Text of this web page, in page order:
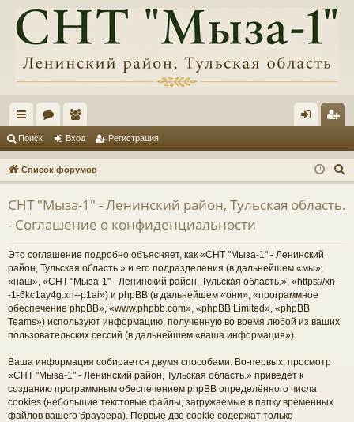
с
ы
лк
и
ум
ы
ол
ьз
ов
ат
ел
и
д ис
тр
ац
Поиск Вход Регистрация
Список форумов
о
СНТ "Мыза-1" - Ленинский район, Тульская область.
- Соглашение о конфиденциальности
Это соглашение подробно объясняет, как «СНТ "Мыза-1" - Ленинский
район, Тульская область.» и его подразделения (в дальнейшем «мы»,
«наш», «СНТ "Мыза-1" - Ленинский район, Тульская область.», «https://xn--
-1-6kc1ay4g.xn--p1ai») и phpBB (в дальнейшем «они», «программное
обеспечение phpBB», «www.phpbb.com», «phpBB Limited», «phpBB
Teams») используют информацию, полученную во время любой из ваших
пользовательских сессий (в дальнейшем «ваша информация»).
Ваша информация собирается двумя способами. Во-первых, просмотр
«СНТ "Мыза-1" - Ленинский район, Тульская область.» приведёт к
созданию программным обеспечением phpBB определённого числа
cookies (небольшие текстовые файлы, загружаемые в папку временных
файлов вашего браузера). Первые две cookie содержат только